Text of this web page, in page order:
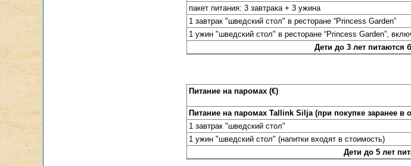
пакет питания: 3 завтрака + 3 ужина
1 завтрак "шведский стол" в ресторане “Princess Garden”
1 ужин "шведский стол" в ресторане “Princess Garden”,
Дети до 3 лет питаются
Питание на паромах (€)
Питание на паромах Tallink Silja (при покупке заранее в
1 завтрак "шведский стол"
1 ужин "шведский стол" (напитки входят в стоимость)
Дети до 5 лет